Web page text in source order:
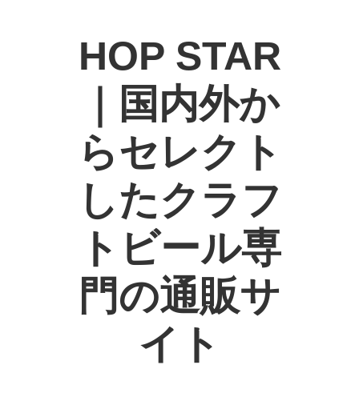
HOP STAR
｜国内外か
らセレクト
したクラフ
トビール専
門の通販サ
イト